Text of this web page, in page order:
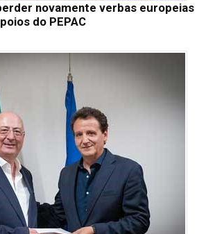
novamente verbas europeias
do PEPAC